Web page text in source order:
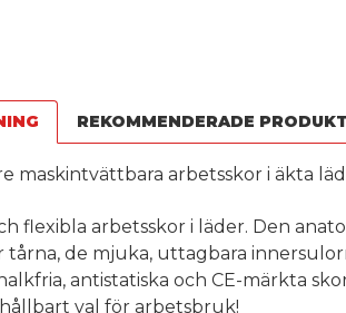
REKOMMENDERADE
maskintvättbara arbetsskor i äkta
flexibla arbetsskor i läder. Den
tårna, de mjuka, uttagbara
antistatiska och CE-märkta
val för arbetsbruk!